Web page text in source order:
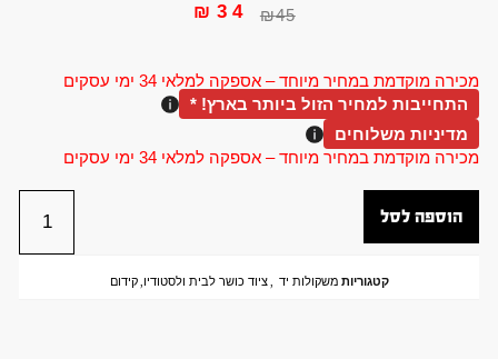
מכירה מוקדמת במחיר מיוחד – אספקה למלאי 34 ימי עסקים
₪45
₪ 34
התחייבות למחיר הזול ביותר בארץ! *
מדיניות משלוחים
מכירה מוקדמת במחיר מיוחד – אספקה למלאי 34 ימי עסקים
הוספה לסל
קטגוריות משקולות יד ,ציוד כושר לבית ולסטודיו,קידום